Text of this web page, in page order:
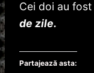
Cei doi au fost
de zile.
Partajează asta: